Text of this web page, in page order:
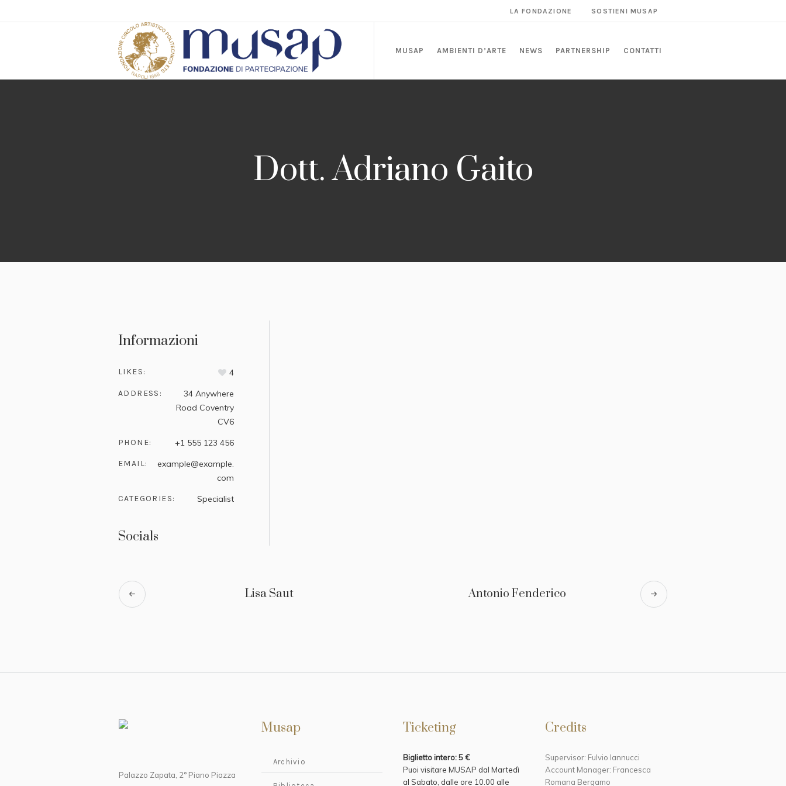
LA FONDAZIONE SOSTIENI MUSAP
MUSAP AMBIENTI D’ARTE NEWS PARTNERSHIP CONTATTI
Dott. Adriano Gaito
Informazioni
LIKES: 4
ADDRESS:
34 Anywhere
Road Coventry
CV6
PHONE: +1 555 123 456
EMAIL:
example@example.
com
CATEGORIES: Specialist
Socials
Lisa Saut Antonio Fenderico
Palazzo Zapata, 2° Piano Piazza
Musap
Archivio
Ticketing
Biglietto intero: 5 €
Puoi visitare MUSAP dal Martedì
al Sabato, dalle ore 10.00 alle
Credits
Supervisor: Fulvio Iannucci
Account Manager: Francesca
Romana Bergamo